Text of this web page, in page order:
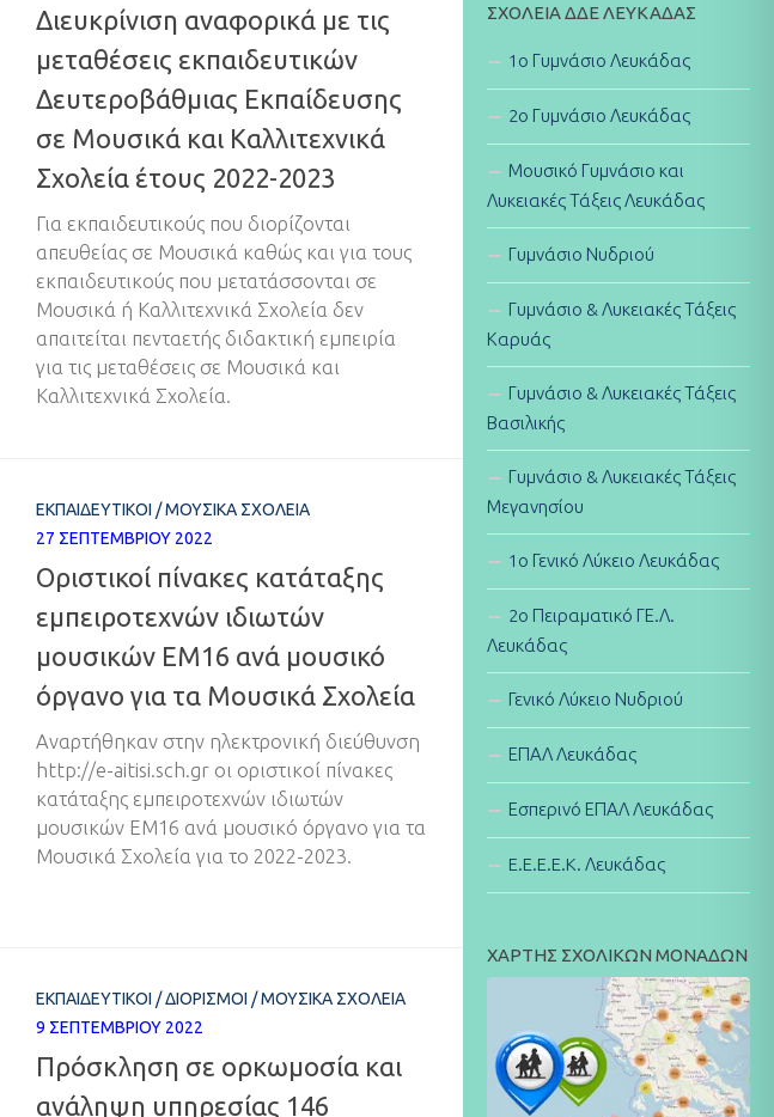
Διευκρίνιση αναφορικά με τις
μεταθέσεις εκπαιδευτικών
Δευτεροβάθμιας Εκπαίδευσης
σε Μουσικά και Καλλιτεχνικά
Σχολεία έτους 2022-2023
Για εκπαιδευτικούς που διορίζονται
απευθείας σε Μουσικά καθώς και για τους
εκπαιδευτικούς που μετατάσσονται σε
Μουσικά ή Καλλιτεχνικά Σχολεία δεν
απαιτείται πενταετής διδακτική εμπειρία
για τις μεταθέσεις σε Μουσικά και
Καλλιτεχνικά Σχολεία.
ΕΚΠΑΙΔΕΥΤΙΚΟΊ /ΜΟΥΣΙΚΆ ΣΧΟΛΕΊΑ
27 ΣΕΠΤΕΜΒΡΊΟΥ 2022
Οριστικοί πίνακες κατάταξης
εμπειροτεχνών ιδιωτών
μουσικών ΕΜ16 ανά μουσικό
όργανο για τα Μουσικά Σχολεία
Αναρτήθηκαν στην ηλεκτρονική διεύθυνση
http://e-aitisi.sch.gr οι οριστικοί πίνακες
κατάταξης εμπειροτεχνών ιδιωτών
μουσικών ΕΜ16 ανά μουσικό όργανο για τα
Μουσικά Σχολεία για το 2022-2023.
ΕΚΠΑΙΔΕΥΤΙΚΟΊ /ΔΙΟΡΙΣΜΟΊ /ΜΟΥΣΙΚΆ ΣΧΟΛΕΊΑ
9 ΣΕΠΤΕΜΒΡΊΟΥ 2022
Πρόσκληση σε ορκωμοσία και
ανάληψη υπηρεσίας 146
ΣΧΟΛΕΊΑ ΔΔΕ ΛΕΥΚΆΔΑΣ
1ο Γυμνάσιο Λευκάδας
2ο Γυμνάσιο Λευκάδας
Μουσικό Γυμνάσιο και
Λυκειακές Τάξεις Λευκάδας
Γυμνάσιο Νυδριού
Γυμνάσιο & Λυκειακές Τάξεις
Καρυάς
Γυμνάσιο & Λυκειακές Τάξεις
Βασιλικής
Γυμνάσιο & Λυκειακές Τάξεις
Μεγανησίου
1ο Γενικό Λύκειο Λευκάδας
2ο Πειραματικό ΓΕ.Λ.
Λευκάδας
Γενικό Λύκειο Νυδριού
ΕΠΑΛ Λευκάδας
Εσπερινό ΕΠΑΛ Λευκάδας
E.E.E.E.K. Λευκάδας
ΧΑΡΤΗΣ ΣΧΟΛΙΚΩΝ ΜΟΝΑΔΩΝ